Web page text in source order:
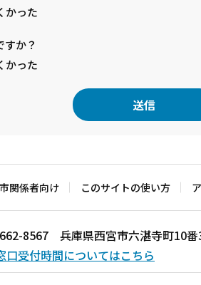
かった
か？
かった
市関係者向け このサイトの使い方
8567 兵庫県西宮市六湛寺町10番
口受付時間についてはこちら